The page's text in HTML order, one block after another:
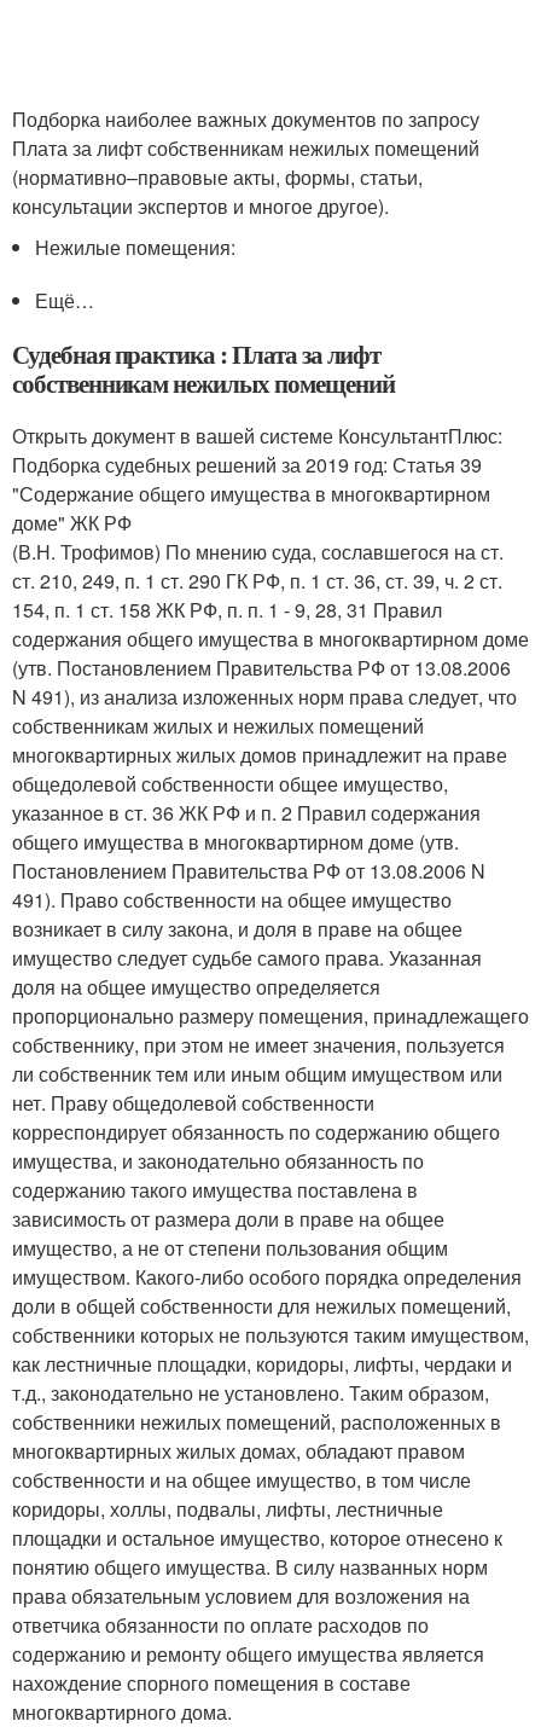
Подборка наиболее важных документов по запросу
Плата за лифт собственникам нежилых помещений
(нормативно–правовые акты, формы, статьи,
консультации экспертов и многое другое).
Нежилые помещения:
Ещё…
Судебная практика : Плата за лифт
собственникам нежилых помещений
Открыть документ в вашей системе КонсультантПлюс:
Подборка судебных решений за 2019 год: Статья 39
"Содержание общего имущества в многоквартирном
доме" ЖК РФ
(В.Н. Трофимов) По мнению суда, сославшегося на ст.
ст. 210, 249, п. 1 ст. 290 ГК РФ, п. 1 ст. 36, ст. 39, ч. 2 ст.
154, п. 1 ст. 158 ЖК РФ, п. п. 1 - 9, 28, 31 Правил
содержания общего имущества в многоквартирном доме
(утв. Постановлением Правительства РФ от 13.08.2006
N 491), из анализа изложенных норм права следует, что
собственникам жилых и нежилых помещений
многоквартирных жилых домов принадлежит на праве
общедолевой собственности общее имущество,
указанное в ст. 36 ЖК РФ и п. 2 Правил содержания
общего имущества в многоквартирном доме (утв.
Постановлением Правительства РФ от 13.08.2006 N
491). Право собственности на общее имущество
возникает в силу закона, и доля в праве на общее
имущество следует судьбе самого права. Указанная
доля на общее имущество определяется
пропорционально размеру помещения, принадлежащего
собственнику, при этом не имеет значения, пользуется
ли собственник тем или иным общим имуществом или
нет. Праву общедолевой собственности
корреспондирует обязанность по содержанию общего
имущества, и законодательно обязанность по
содержанию такого имущества поставлена в
зависимость от размера доли в праве на общее
имущество, а не от степени пользования общим
имуществом. Какого-либо особого порядка определения
доли в общей собственности для нежилых помещений,
собственники которых не пользуются таким имуществом,
как лестничные площадки, коридоры, лифты, чердаки и
т.д., законодательно не установлено. Таким образом,
собственники нежилых помещений, расположенных в
многоквартирных жилых домах, обладают правом
собственности и на общее имущество, в том числе
коридоры, холлы, подвалы, лифты, лестничные
площадки и остальное имущество, которое отнесено к
понятию общего имущества. В силу названных норм
права обязательным условием для возложения на
ответчика обязанности по оплате расходов по
содержанию и ремонту общего имущества является
нахождение спорного помещения в составе
многоквартирного дома.